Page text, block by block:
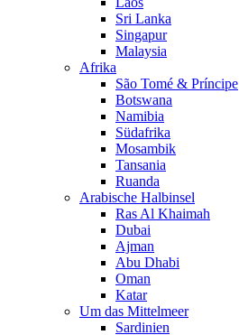
Sri Lanka
Singapur
Malaysia
Afrika
São Tomé & Príncipe
Botswana
Namibia
Südafrika
Mosambik
Tansania
Ruanda
Arabische Halbinsel
Ras Al Khaimah
Dubai
Ajman
Abu Dhabi
Oman
Katar
Um das Mittelmeer
Sardinien